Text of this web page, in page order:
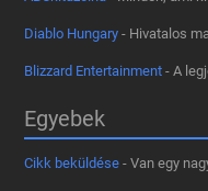
Diablo Hungary - Hivatalos
Blizzard Entertainment - A
Egyebek
Cikk beküldése - Van egy